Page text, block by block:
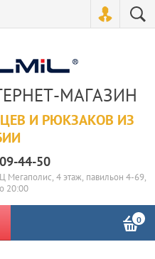
МАГАЗИН
И РЮКЗАКОВ ИЗ
44-50
Мегаполис, 4 этаж, павильон 4-69,
20:00
0